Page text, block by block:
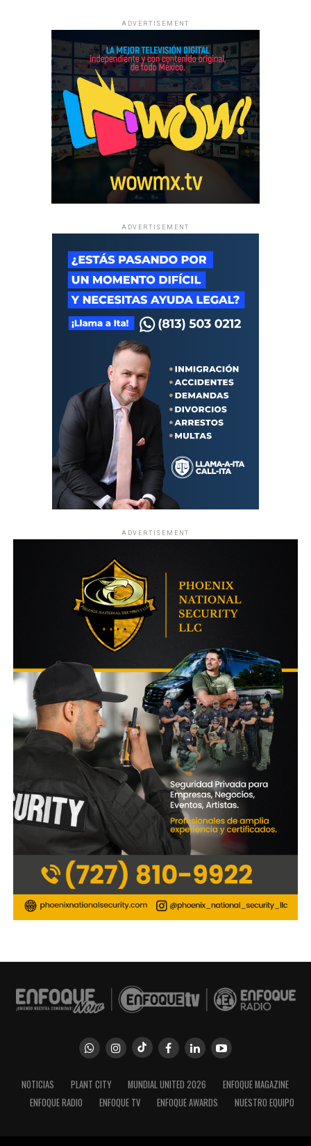
ADVERTISEMENT
ADVERTISEMENT
ADVERTISEMENT
NOTICIAS PLANT CITY MUNDIAL UNITED 2026
ENFOQUE MAGAZINE
ENFOQUE RADIO
ENFOQUE TV ENFOQUE AWARDS NUESTRO EQUIPO